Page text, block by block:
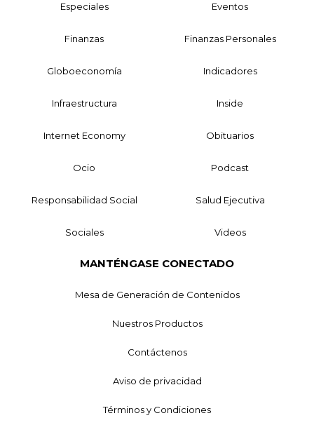
Especiales Eventos
Finanzas Finanzas Personales
Globoeconomía Indicadores
Infraestructura Inside
Internet Economy Obituarios
Ocio Podcast
Responsabilidad Social Salud Ejecutiva
Sociales Videos
MANTÉNGASE CONECTADO
Mesa de Generación de Contenidos
Nuestros Productos
Contáctenos
Aviso de privacidad
Términos y Condiciones